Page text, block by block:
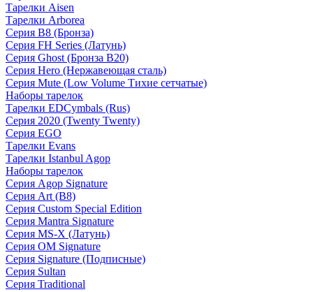
Тарелки Aisen
Тарелки Arborea
Серия B8 (Бронза)
Серия FH Series (Латунь)
Серия Ghost (Бронза B20)
Серия Hero (Нержавеющая сталь)
Серия Mute (Low Volume Тихие сетчатые)
Наборы тарелок
Тарелки EDCymbals (Rus)
Серия 2020 (Twenty Twenty)
Серия EGO
Тарелки Evans
Тарелки Istanbul Agop
Наборы тарелок
Серия Agop Signature
Серия Art (B8)
Серия Custom Special Edition
Серия Mantra Signature
Серия MS-X (Латунь)
Серия OM Signature
Серия Signature (Подписные)
Серия Sultan
Серия Traditional